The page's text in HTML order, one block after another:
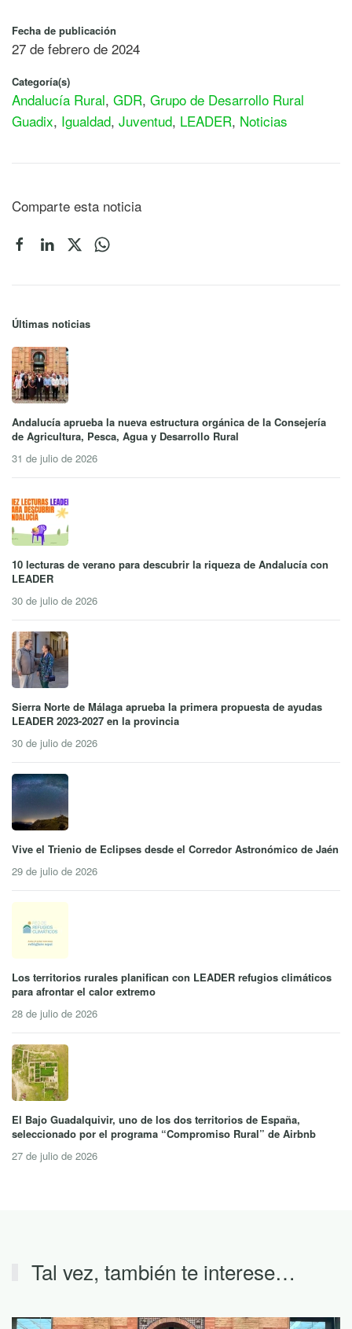
Fecha de publicación
27 de febrero de 2024
Categoría(s)
Andalucía Rural, GDR, Grupo de Desarrollo Rural
Guadix, Igualdad, Juventud, LEADER, Noticias
Comparte esta noticia
Últimas noticias
Andalucía aprueba la nueva estructura orgánica de la Consejería
de Agricultura, Pesca, Agua y Desarrollo Rural
31 de julio de 2026
10 lecturas de verano para descubrir la riqueza de Andalucía con
LEADER
30 de julio de 2026
Sierra Norte de Málaga aprueba la primera propuesta de ayudas
LEADER 2023-2027 en la provincia
30 de julio de 2026
Vive el Trienio de Eclipses desde el Corredor Astronómico de Jaén
29 de julio de 2026
Los territorios rurales planifican con LEADER refugios climáticos
para afrontar el calor extremo
28 de julio de 2026
El Bajo Guadalquivir, uno de los dos territorios de España,
seleccionado por el programa “Compromiso Rural” de Airbnb
27 de julio de 2026
Tal vez, también te interese…